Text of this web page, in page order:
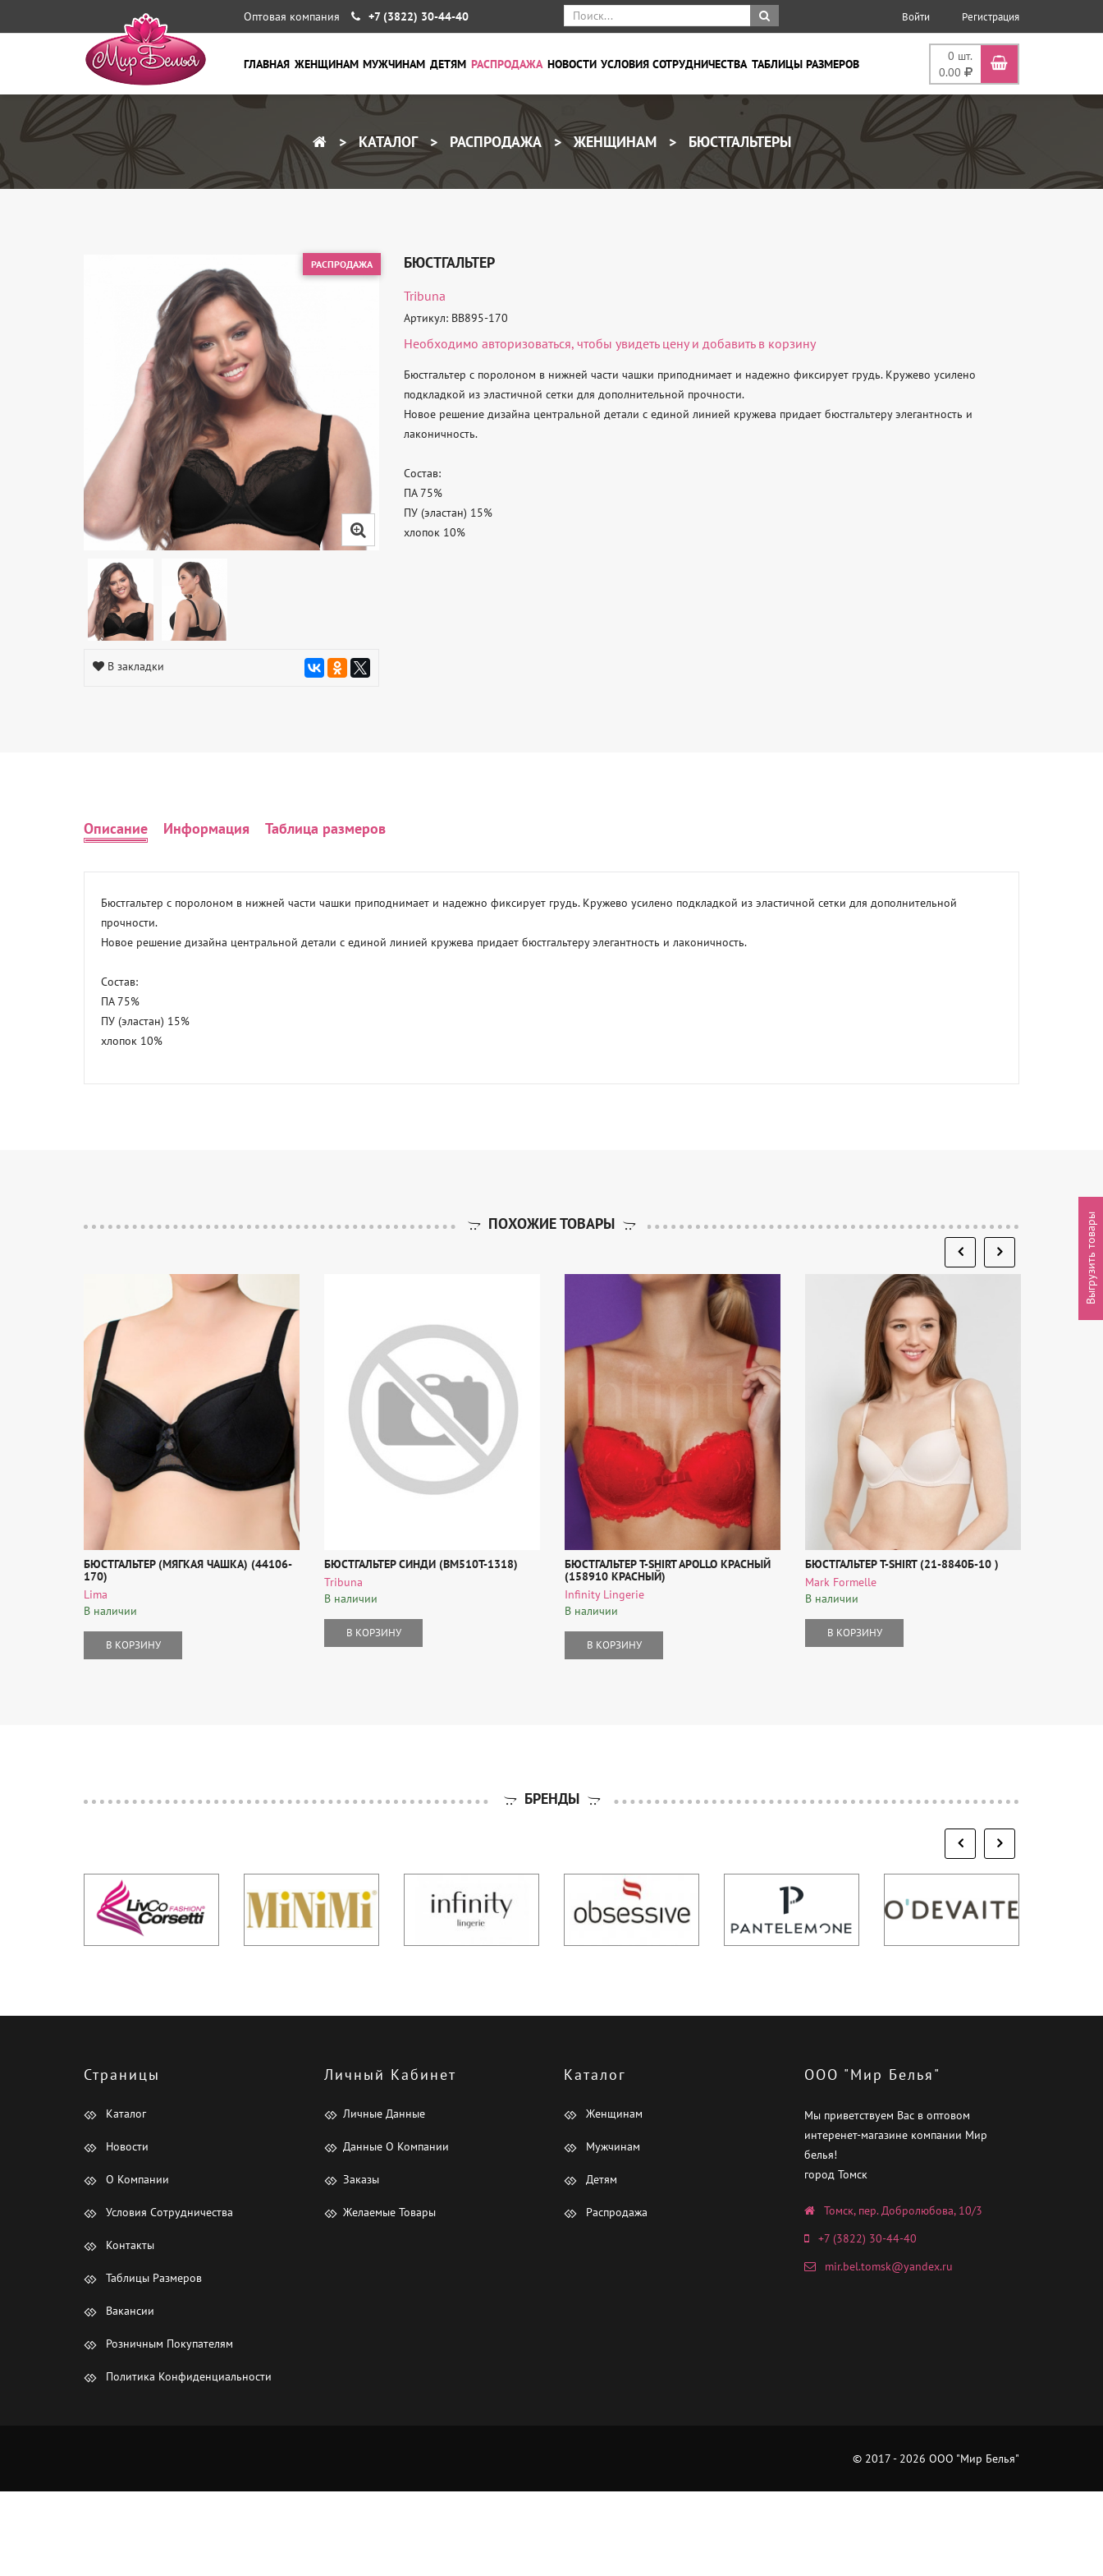
Оптовая компания +7 (3822) 30-44-40 Войти Регистрация
0 шт.
0.00
ГЛАВНАЯ ЖЕНЩИНАМ МУЖЧИНАМ ДЕТЯМ РАСПРОДАЖА НОВОСТИ УСЛОВИЯ СОТРУДНИЧЕСТВА ТАБЛИЦЫ РАЗМЕРОВ
КАТАЛОГ РАСПРОДАЖА ЖЕНЩИНАМ БЮСТГАЛЬТЕРЫ
РАСПРОДАЖА
В закладки
БЮСТГАЛЬТЕР
Tribuna
Артикул: BB895-170
Необходимо авторизоваться, чтобы увидеть цену и добавить в корзину
Бюстгальтер с поролоном в нижней части чашки приподнимает и надежно фиксирует грудь. Кружево усилено
подкладкой из эластичной сетки для дополнительной прочности.
Новое решение дизайна центральной детали с единой линией кружева придает бюстгальтеру элегантность и
лаконичность.
Состав:
ПА 75%
ПУ (эластан) 15%
хлопок 10%
Описание Информация Таблица размеров
Бюстгальтер с поролоном в нижней части чашки приподнимает и надежно фиксирует грудь. Кружево усилено подкладкой из эластичной сетки для дополнительной
прочности.
Новое решение дизайна центральной детали с единой линией кружева придает бюстгальтеру элегантность и лаконичность.
Состав:
ПА 75%
ПУ (эластан) 15%
хлопок 10%
ПОХОЖИЕ ТОВАРЫ
БЮСТГАЛЬТЕР (МЯГКАЯ ЧАШКА) (44106-
170)
Lima
В наличии
В КОРЗИНУ
БЮСТГАЛЬТЕР СИНДИ (BM510T-1318)
Tribuna
В наличии
В КОРЗИНУ
БЮСТГАЛЬТЕР T-SHIRT APOLLO КРАСНЫЙ
(158910 КРАСНЫЙ)
Infinity Lingerie
В наличии
В КОРЗИНУ
БЮСТГАЛЬТЕР T-SHIRT (21-8840Б-10 )
Mark Formelle
В наличии
В КОРЗИНУ
БРЕНДЫ
Страницы
Каталог
Новости
О Компании
Условия Сотрудничества
Контакты
Таблицы Размеров
Вакансии
Розничным Покупателям
Политика Конфиденциальности
Личный Кабинет
Личные Данные
Данные О Компании
Заказы
Желаемые Товары
Каталог
Женщинам
Мужчинам
Детям
Распродажа
ООО "Мир Белья"
Мы приветствуем Вас в оптовом
интеренет-магазине компании Мир
белья!
город Томск
Томск, пер. Добролюбова, 10/3
+7 (3822) 30-44-40
mir.bel.tomsk@yandex.ru
© 2017 - 2026 ООО "Мир Белья"
Выгрузить товары